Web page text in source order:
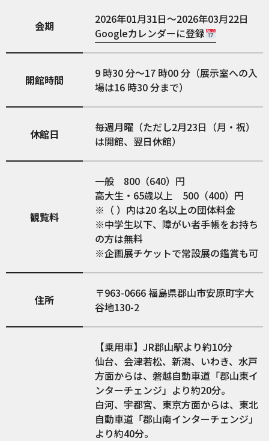
会期
2026年01月31日～2026年03月22日
Googleカレンダーに登録
開館時間
9 時30 分～17 時00 分（展示室への入
場は16 時30 分まで）
休館日
毎週月曜（ただし2月23日（月・祝）
は開館、翌日休館）
観覧料
一般 800（640）円
高大生・65歳以上 500（400）円
​※（ ）内は20 名以上の団体料金
​※中学生以下、障がい者手帳をお持ち
の方は無料
※企画展チケットで常設展の鑑賞も可
住所 963-0666福島県郡山市安原町字大
谷地130-2
【乗用車】JR郡山駅より約10分
仙台、会津若松、新潟、いわき、水戸
方面からは、磐越自動車道「郡山東イ
ンターチェンジ」より約20分。
白河、宇都宮、東京方面からは、東北
自動車道「郡山南インターチェンジ」
より約40分。